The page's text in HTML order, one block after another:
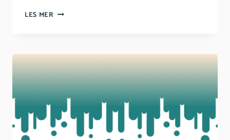
LES MER BADSTUE
HELSEKUR!